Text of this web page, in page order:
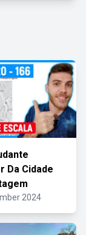
Da Cidade
2024